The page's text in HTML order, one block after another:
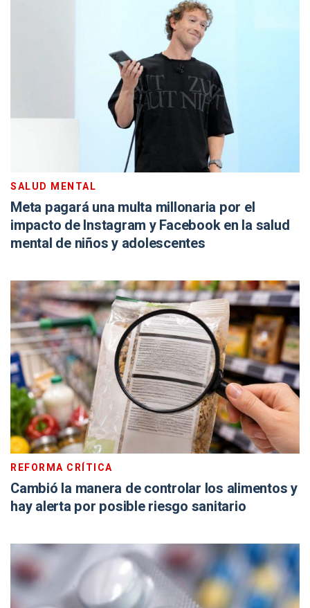
SALUD MENTAL
Meta pagará una multa millonaria por el
impacto de Instagram y Facebook en la salud
mental de niños y adolescentes
REFORMA CRÍTICA
Cambió la manera de controlar los alimentos y
hay alerta por posible riesgo sanitario